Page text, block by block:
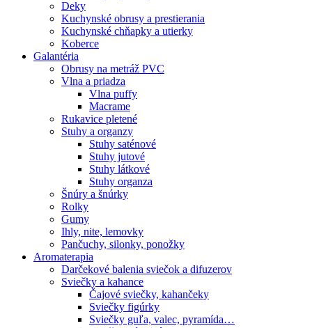
Deky
Kuchynské obrusy a prestierania
Kuchynské chňapky a utierky
Koberce
Galantéria
Obrusy na metráž PVC
Vlna a priadza
Vlna puffy
Macrame
Rukavice pletené
Stuhy a organzy
Stuhy saténové
Stuhy jutové
Stuhy látkové
Stuhy organza
Šnúry a šnúrky
Rolky
Gumy
Ihly, nite, lemovky
Pančuchy, silonky, ponožky
Aromaterapia
Darčekové balenia sviečok a difuzerov
Sviečky a kahance
Čajové sviečky, kahančeky
Sviečky figúrky
Sviečky guľa, valec, pyramída…